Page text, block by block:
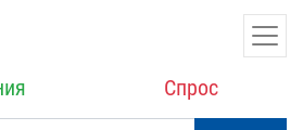
Спрос